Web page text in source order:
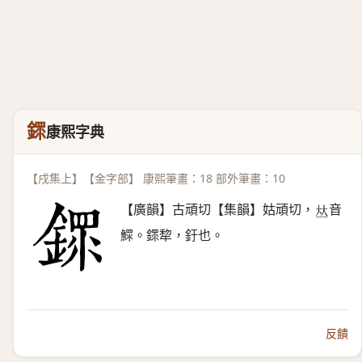
䤽康熙字典
【戌集上】【金字部】 康熙筆畫：18 部外筆畫：10
【廣韻】古頑切【集韻】姑頑切， 𠀤音
鰥。䤽犂，釪也。
反饋